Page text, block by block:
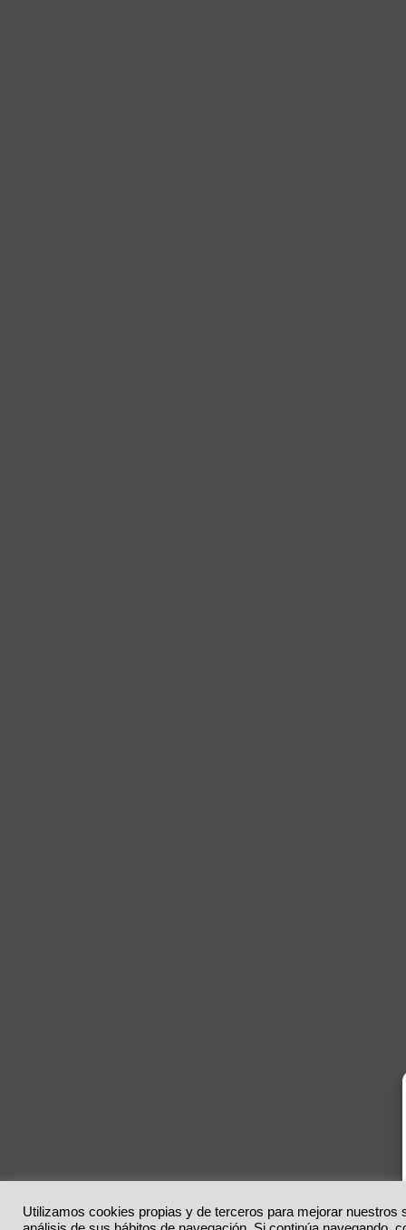
Utilizamos cookies propias y de terceros para mejorar